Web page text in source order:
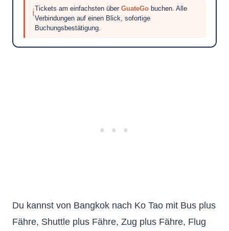
ℹTickets am einfachsten über GuateGobuchen. Alle
Verbindungen auf einen Blick, sofortige
Buchungsbestätigung.
Du kannst von Bangkok nach Ko Tao mit Bus plus
Fähre, Shuttle plus Fähre, Zug plus Fähre, Flug